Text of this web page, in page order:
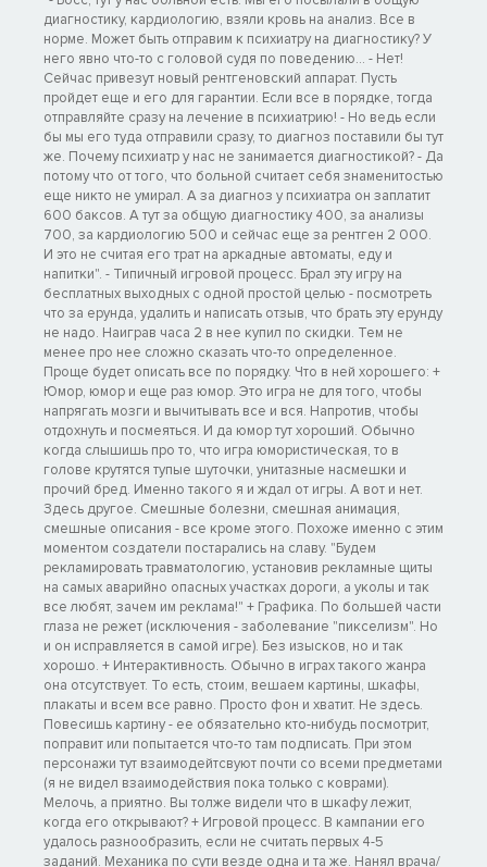
диагностику, кардиологию, взяли кровь на анализ. Все в
норме. Может быть отправим к психиатру на диагностику? У
него явно что-то с головой судя по поведению... - Нет!
Сейчас привезут новый рентгеновский аппарат. Пусть
пройдет еще и его для гарантии. Если все в порядке, тогда
отправляйте сразу на лечение в психиатрию! - Но ведь если
бы мы его туда отправили сразу, то диагноз поставили бы тут
же. Почему психиатр у нас не занимается диагностикой? - Да
потому что от того, что больной считает себя знаменитостью
еще никто не умирал. А за диагноз у психиатра он заплатит
600 баксов. А тут за общую диагностику 400, за анализы
700, за кардиологию 500 и сейчас еще за рентген 2 000.
И это не считая его трат на аркадные автоматы, еду и
напитки". - Типичный игровой процесс. Брал эту игру на
бесплатных выходных с одной простой целью - посмотреть
что за ерунда, удалить и написать отзыв, что брать эту ерунду
не надо. Наиграв часа 2 в нее купил по скидки. Тем не
менее про нее сложно сказать что-то определенное.
Проще будет описать все по порядку. Что в ней хорошего: +
Юмор, юмор и еще раз юмор. Это игра не для того, чтобы
напрягать мозги и вычитывать все и вся. Напротив, чтобы
отдохнуть и посмеяться. И да юмор тут хороший. Обычно
когда слышишь про то, что игра юмористическая, то в
голове крутятся тупые шуточки, унитазные насмешки и
прочий бред. Именно такого я и ждал от игры. А вот и нет.
Здесь другое. Смешные болезни, смешная анимация,
смешные описания - все кроме этого. Похоже именно с этим
моментом создатели постарались на славу. "Будем
рекламировать травматологию, установив рекламные щиты
на самых аварийно опасных участках дороги, а уколы и так
все любят, зачем им реклама!" + Графика. По большей части
глаза не режет (исключения - заболевание "пикселизм". Но
и он исправляется в самой игре). Без изысков, но и так
хорошо. + Интерактивность. Обычно в играх такого жанра
она отсутствует. То есть, стоим, вешаем картины, шкафы,
плакаты и всем все равно. Просто фон и хватит. Не здесь.
Повесишь картину - ее обязательно кто-нибудь посмотрит,
поправит или попытается что-то там подписать. При этом
персонажи тут взаимодейтсвуют почти со всеми предметами
(я не видел взаимодействия пока только с коврами).
Мелочь, а приятно. Вы толже видели что в шкафу лежит,
когда его открывают? + Игровой процесс. В кампании его
удалось разнообразить, если не считать первых 4-5
заданий. Механика по сути везде одна и та же. Нанял врача/